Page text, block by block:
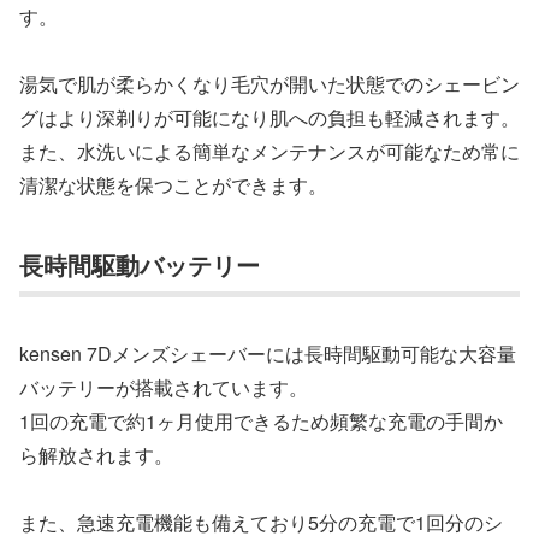
す。
湯気で肌が柔らかくなり毛穴が開いた状態でのシェービン
グはより深剃りが可能になり肌への負担も軽減されます。
また、水洗いによる簡単なメンテナンスが可能なため常に
清潔な状態を保つことができます。
長時間駆動バッテリー
kensen 7Dメンズシェーバーには長時間駆動可能な大容量
バッテリーが搭載されています。
1回の充電で約1ヶ月使用できるため頻繁な充電の手間か
ら解放されます。
また、急速充電機能も備えており5分の充電で1回分のシ